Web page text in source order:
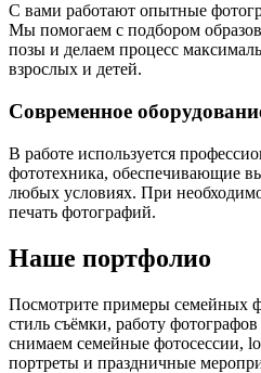
С вами работают опытные
Мы помогаем с подбором
позы и делаем процесс
взрослых и детей.
Современное
В работе используется
фототехника, обеспечивающие
любых условиях. При
печать фотографий.
Наше портфолио
Посмотрите примеры семейных
стиль съёмки, работу
снимаем семейные фотосессии,
портреты и праздничные